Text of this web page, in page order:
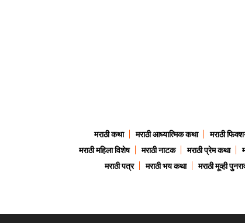
मराठी कथा मराठी आध्यात्मिक कथा मराठी
मराठी महिला विशेष
मराठी नाटक मराठी प्रेम कथा
मराठी पत्र
मराठी भय कथा मराठी मूव्ही